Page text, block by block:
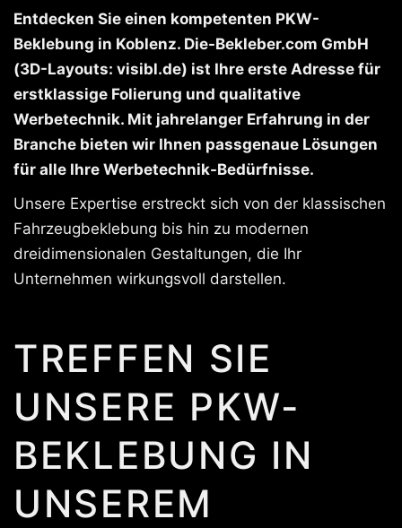
Entdecken Sie einen kompetenten PKW-
Beklebung in Koblenz. Die-Bekleber.com GmbH
(3D-Layouts: visibl.de) ist Ihre erste Adresse für
erstklassige Folierung und qualitative
Werbetechnik. Mit jahrelanger Erfahrung in der
Branche bieten wir Ihnen passgenaue Lösungen
für alle Ihre Werbetechnik-Bedürfnisse.
Unsere Expertise erstreckt sich von der klassischen
Fahrzeugbeklebung bis hin zu modernen
dreidimensionalen Gestaltungen, die Ihr
Unternehmen wirkungsvoll darstellen.
TREFFEN SIE
UNSERE PKW-
BEKLEBUNG IN
UNSEREM